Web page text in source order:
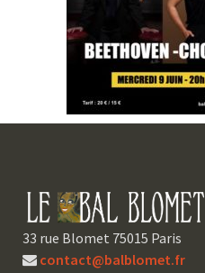
33 rue Blomet 75015 Paris
contact@balblomet.fr